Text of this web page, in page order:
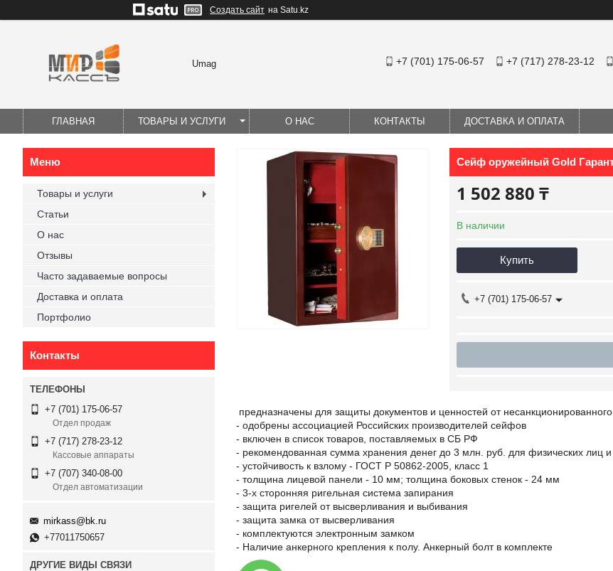
Создать сайт на Satu.kz
Umag +7 (701) 175-06-57 +7 (717) 278-23-12
ГЛАВНАЯ ТОВАРЫ И УСЛУГИ О НАС КОНТАКТЫ ДОСТАВКА И ОПЛАТА
Сейф оружейный Gold
1 502 880 ₸
В наличии
Купить
+7 (701) 175-06-57
предназначены для защиты документов и ценностей от
- одобрены ассоциацией Российских производителей сейфов
- включен в список товаров, поставляемых в СБ РФ
- рекомендованная сумма хранения денег до 3 млн. руб. для физических лиц
- устойчивость к взлому - ГОСТ Р 50862-2005, класс 1
- толщина лицевой панели - 10 мм; толщина боковых стенок - 24 мм
- 3-х сторонняя ригельная система запирания
- защита ригелей от высверливания и выбивания
- защита замка от высверливания
- комплектуются электронным замком
- Наличие анкерного крепления к полу. Анкерный болт в комплекте
Товары и услуги
Статьи
О нас
Отзывы
Часто задаваемые вопросы
Доставка и оплата
Портфолио
Контакты
+7 (701) 175-06-57
Отдел продаж
+7 (717) 278-23-12
Кассовые аппараты
+7 (707) 340-08-00
Отдел автоматизации
mirkass@bk.ru
+77011750657
ДРУГИЕ ВИДЫ СВЯЗИ